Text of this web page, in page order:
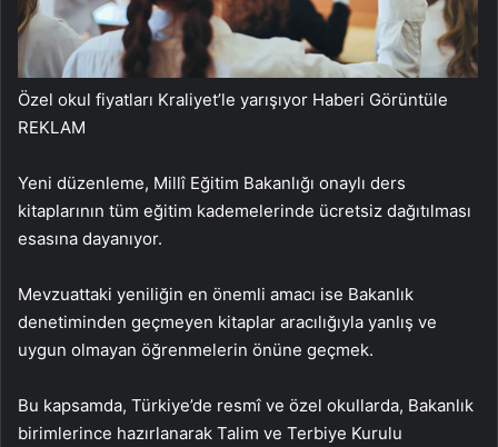
Özel okul fiyatları Kraliyet’le yarışıyor Haberi Görüntüle
REKLAM
Yeni düzenleme, Millî Eğitim Bakanlığı onaylı ders
kitaplarının tüm eğitim kademelerinde ücretsiz dağıtılması
esasına dayanıyor.
Mevzuattaki yeniliğin en önemli amacı ise Bakanlık
denetiminden geçmeyen kitaplar aracılığıyla yanlış ve
uygun olmayan öğrenmelerin önüne geçmek.
Bu kapsamda, Türkiye’de resmî ve özel okullarda, Bakanlık
birimlerince hazırlanarak Talim ve Terbiye Kurulu